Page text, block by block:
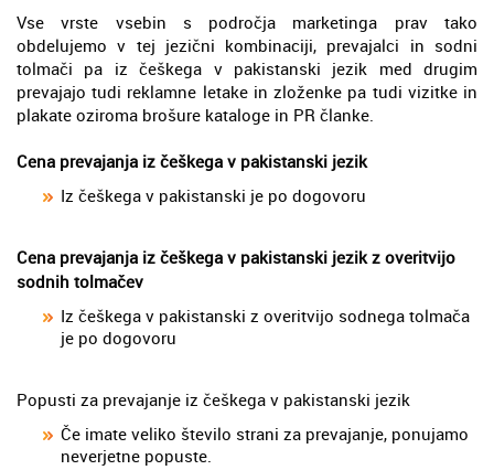
Vse vrste vsebin s področja marketinga prav tako
obdelujemo v tej jezični kombinaciji, prevajalci in sodni
tolmači pa iz češkega v pakistanski jezik med drugim
prevajajo tudi reklamne letake in zloženke pa tudi vizitke in
plakate oziroma brošure kataloge in PR članke.
Cena prevajanja iz češkega v pakistanski jezik
Iz češkega v pakistanski je po dogovoru
Cena prevajanja iz češkega v pakistanski jezik z overitvijo
sodnih tolmačev
Iz češkega v pakistanski z overitvijo sodnega tolmača
je po dogovoru
Popusti za prevajanje iz češkega v pakistanski jezik
Če imate veliko število strani za prevajanje, ponujamo
neverjetne popuste.